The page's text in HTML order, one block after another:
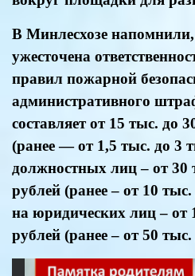
В Минлесхозе напомнили,
ужесточена
правил пожарной
административного
составляет от 15 тыс. до
(ранее — от 1,5 тыс. до 3
должностных лиц – от 30
рублей (ранее – от 10
на юридических лиц – от
рублей (ранее – от 50